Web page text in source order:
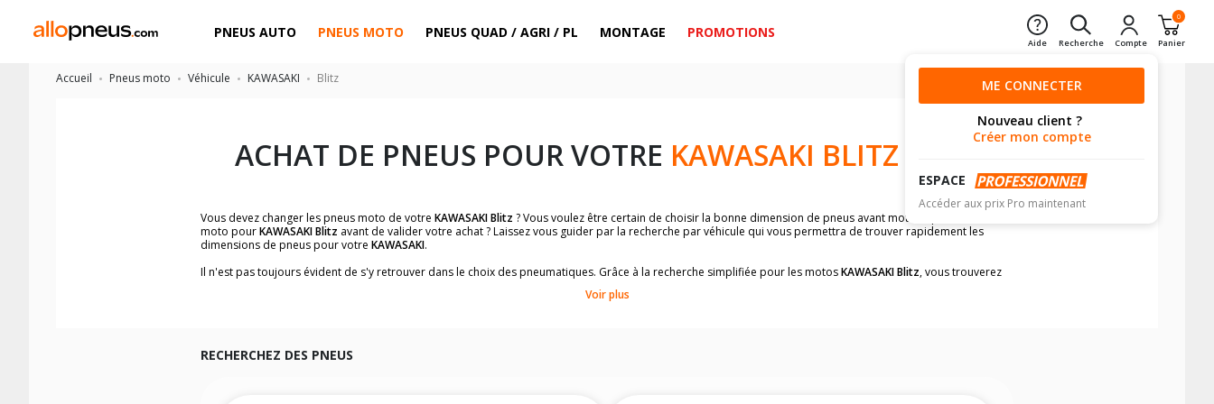
PNEUS AUTO PNEUS MOTO PNEUS QUAD / AGRI / PL MONTAGE PROMOTIONS
Aide Recherche Compte
0
Panier
ME CONNECTER
Nouveau client ?
Créer mon compte
ESPACE
Accéder aux prix Pro maintenant
Accueil Pneus moto Véhicule KAWASAKI Blitz
ACHAT DE PNEUS POUR VOTRE KAWASAKI BLITZ
Vous devez changer les pneus moto de votre KAWASAKI Blitz ? Vous voulez être certain de choisir la bonne dimension de pneus avant moto et pneus arrière
moto pourKAWASAKI Blitz avant de valider votre achat ? Laissez vous guider par la recherche par véhicule qui vous permettra de trouver rapidement les
dimensions de pneus pour votre KAWASAKI.
Il n'est pas toujours évident de s'y retrouver dans le choix des pneumatiques. Grâce à la recherche simplifiée pour les motosKAWASAKI Blitz, vous trouverez
Vous ne savez pas comment trouver les dimensions de vos pneus ? Ces informations sont indiquées sur le flanc des pneumatiques, dans le carnet de bord de
facilement.
Voir plus
RECHERCHEZ DES PNEUS